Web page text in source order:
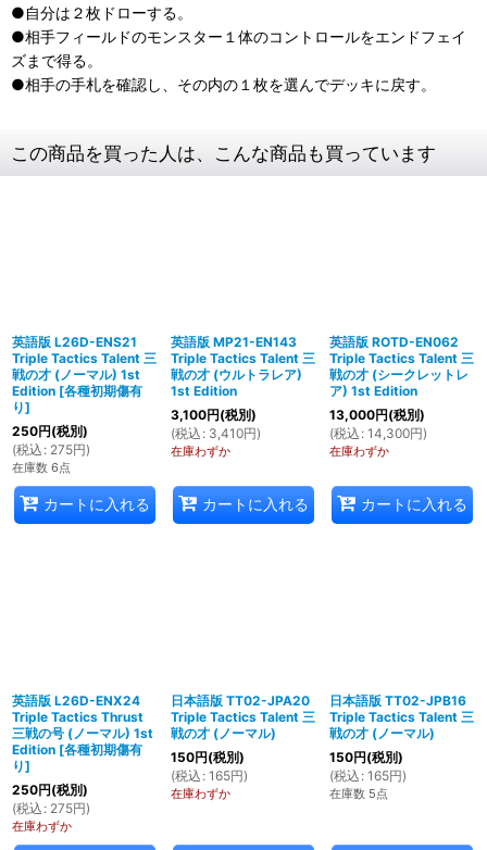
●自分は２枚ドローする。
●相手フィールドのモンスター１体のコントロールをエンドフェイ
ズまで得る。
●相手の手札を確認し、その内の１枚を選んでデッキに戻す。
この商品を買った人は、こんな商品も買っています
英語版 L26D-ENS21
Triple Tactics Talent 三
戦の才 (ノーマル) 1st
Edition [各種初期傷有
り]
250円(税別)
(税込 : 275円)
在庫数 6点
カートに入れる
英語版 MP21-EN143
Triple Tactics Talent 三
戦の才 (ウルトラレア)
1st Edition
3,100円(税別)
(税込 : 3,410円)
在庫わずか
カートに入れる
英語版 ROTD-EN062
Triple Tactics Talent 三
戦の才 (シークレットレ
ア) 1st Edition
13,000円(税別)
(税込 : 14,300円)
在庫わずか
カートに入れる
英語版 L26D-ENX24
Triple Tactics Thrust
三戦の号 (ノーマル) 1st
Edition [各種初期傷有
り]
250円(税別)
(税込 : 275円)
在庫わずか
日本語版 TT02-JPA20
Triple Tactics Talent 三
戦の才 (ノーマル)
150円(税別)
(税込 : 165円)
在庫わずか
日本語版 TT02-JPB16
Triple Tactics Talent 三
戦の才 (ノーマル)
150円(税別)
(税込 : 165円)
在庫数 5点